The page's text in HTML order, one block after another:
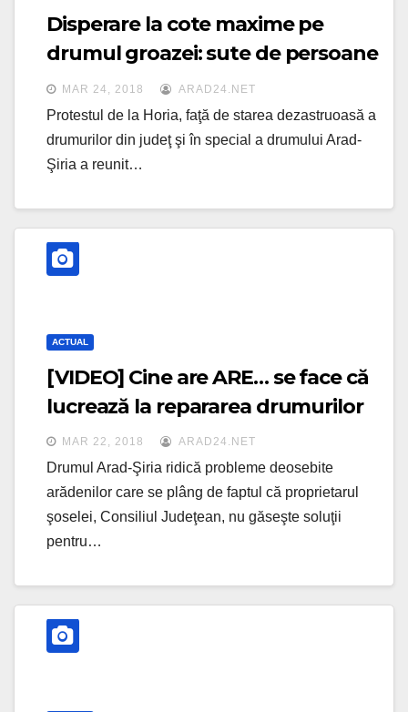
Disperare la cote maxime pe
drumul groazei: sute de persoane
au blocat şoseaua la Horia
MAR 24, 2018 ARAD24.NET
Protestul de la Horia, faţă de starea dezastruoasă a
drumurilor din judeţ şi în special a drumului Arad-
Şiria a reunit…
ACTUAL
[VIDEO] Cine are ARE… se face că
lucrează la repararea drumurilor
MAR 22, 2018 ARAD24.NET
Drumul Arad-Şiria ridică probleme deosebite
arădenilor care se plâng de faptul că proprietarul
şoselei, Consiliul Judeţean, nu găseşte soluţii
pentru…